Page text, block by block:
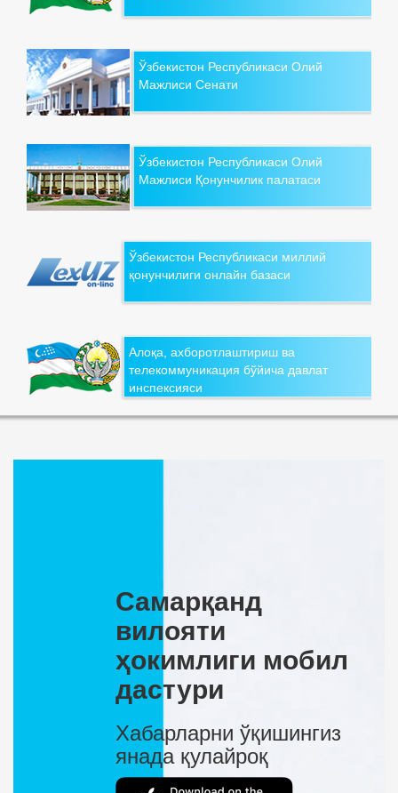
Ўзбекистон Республикаси Олий
Мажлиси Сенати
Ўзбекистон Республикаси Олий
Мажлиси Қонунчилик палатаси
Ўзбекистон Республикаси миллий
қонунчилиги онлайн базаси
Алоқа, ахборотлаштириш ва
телекоммуникация бўйича давлат
инспексияси
Самарқанд
вилояти
ҳокимлиги мобил
дастури
Хабарларни ўқишингиз
янада қулайроқ